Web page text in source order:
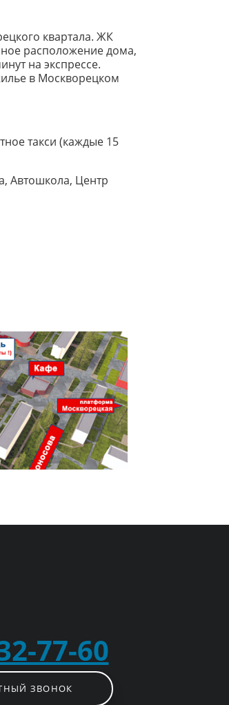
квартала. ЖК
расположение дома,
на экспрессе.
в Москворецком
такси (каждые 15
Автошкола, Центр
77-60
ЗВОНОК